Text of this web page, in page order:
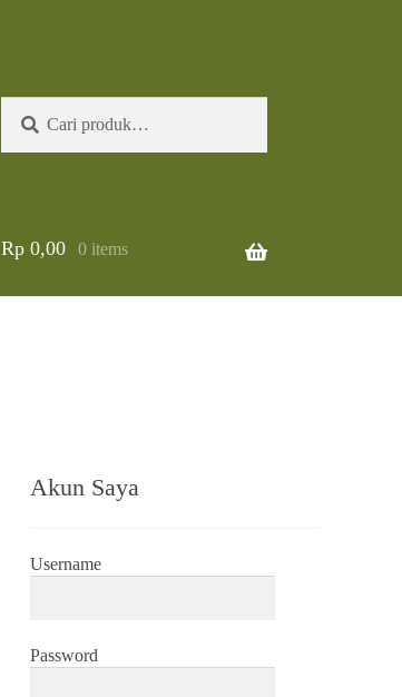
untuk:
Rp0,00 0 items
Akun Saya
Username
Password